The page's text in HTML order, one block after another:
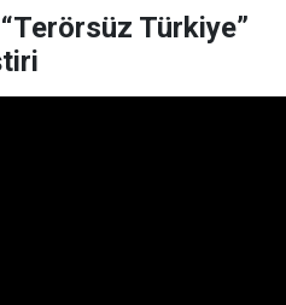
Türkiye”